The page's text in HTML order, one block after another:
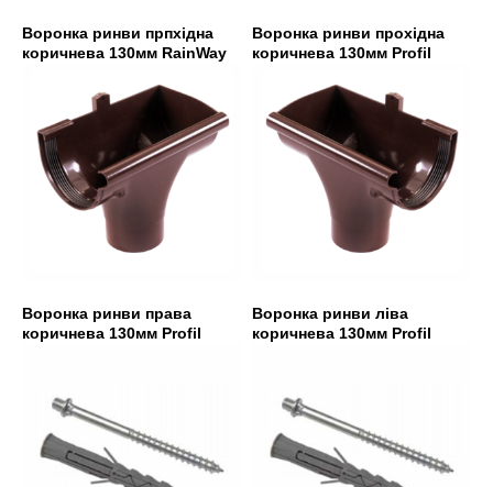
Воронка ринви прпхідна
коричнева 130мм RainWay
Воронка ринви прохідна
коричнева 130мм Profil
Воронка ринви права
коричнева 130мм Profil
Воронка ринви ліва
коричнева 130мм Profil